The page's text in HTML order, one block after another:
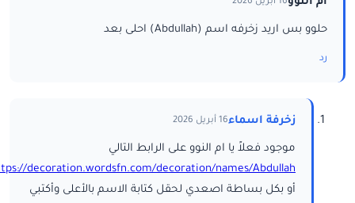
حلوو بس اريد زخرفه اسم (Abdullah) احلى بعد
رد
زخرفة اسماء16 أبريل 2026
موجود فعلاً يا ام النوو على الرابط التالي
decoration.wordsfn.com/decoration/names/Abdullah/
أو بكل بساطة اصعدي لحقل كتابة الاسم بالأعلى وأكتبي